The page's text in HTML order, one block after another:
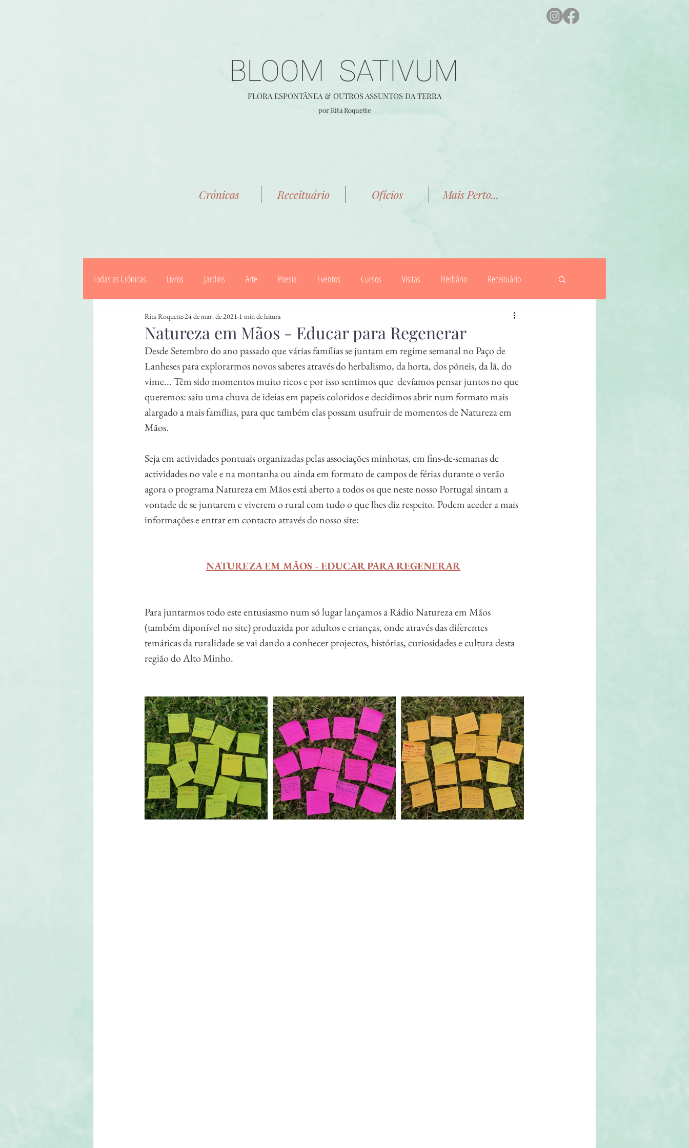
BLOOM SATIVUM
FLORA ESPONTÂNEA & OUTROS ASSUNTOS DA TERRA
por Rita Roquette
Crónicas Receituário Ofícios Mais Perto...
Todas as Crónicas Livros Jardins Arte Poesia Eventos Cursos Visitas Herbário Receituário
Saberes & Tradições Celebrações Cartas Actividades
Natureza em Mãos - Educar para Regenerar
Rita Roquette 24 de mar. de 2021 1 min de leitura
Desde Setembro do ano passado que várias famílias se juntam em regime semanal no Paço de
Lanheses para explorarmos novos saberes através do herbalismo, da horta, dos póneis, da lã, do
vime... Têm sido momentos muito ricos e por isso sentimos que  devíamos pensar juntos no que
queremos: saiu uma chuva de ideias em papeis coloridos e decidimos abrir num formato mais
alargado a mais famílias, para que também elas possam usufruir de momentos de Natureza em
Mãos.
Seja em actividades pontuais organizadas pelas associações minhotas, em fins-de-semanas de
actividades no vale e na montanha ou ainda em formato de campos de férias durante o verão
agora o programa Natureza em Mãos está aberto a todos os que neste nosso Portugal sintam a
vontade de se juntarem e viverem o rural com tudo o que lhes diz respeito. Podem aceder a mais
informações e entrar em contacto através do nosso site:
NATUREZA EM MÃOS - EDUCAR PARA REGENERAR
Para juntarmos todo este entusiasmo num só lugar lançamos a Rádio Natureza em Mãos
(também diponível no site) produzida por adultos e crianças, onde através das diferentes
temáticas da ruralidade se vai dando a conhecer projectos, histórias, curiosidades e cultura desta
região do Alto Minho.